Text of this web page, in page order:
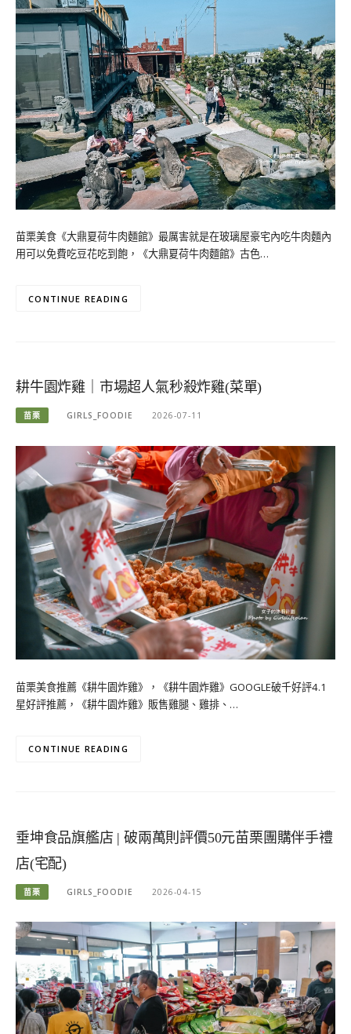
苗栗美食《大鼎夏荷牛肉麵館》最厲害就是在玻璃屋豪宅內吃牛肉麵內
用可以免費吃豆花吃到飽，《大鼎夏荷牛肉麵館》古色…
CONTINUE READING
耕牛園炸雞｜市場超人氣秒殺炸雞(菜單)
苗栗 GIRLS_FOODIE 2026-07-11
苗栗美食推薦《耕牛園炸雞》，《耕牛園炸雞》GOOGLE破千好評4.1
星好評推薦，《耕牛園炸雞》販售雞腿、雞排、…
CONTINUE READING
垂坤食品旗艦店 | 破兩萬則評價50元苗栗團購伴手禮
店(宅配)
苗栗 GIRLS_FOODIE 2026-04-15